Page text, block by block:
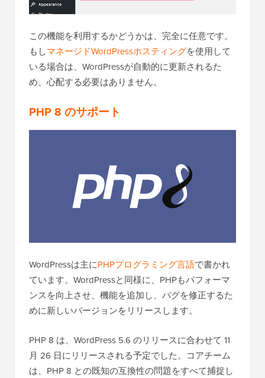
この機能を利用するかどうかは、完全に任意です。
もしマネージドWordPressホスティングを使用して
いる場合は、WordPressが自動的に更新されるた
め、心配する必要はありません。
PHP 8 のサポート
WordPressは主にPHPプログラミング言語で書かれ
ています。WordPressと同様に、PHPもパフォーマ
ンスを向上させ、機能を追加し、バグを修正するた
めに新しいバージョンをリリースします。
PHP 8 は、WordPress 5.6 のリリースに合わせて 11
月 26 日にリリースされる予定でした。コアチーム
は、PHP 8 との既知の互換性の問題をすべて捕捉し